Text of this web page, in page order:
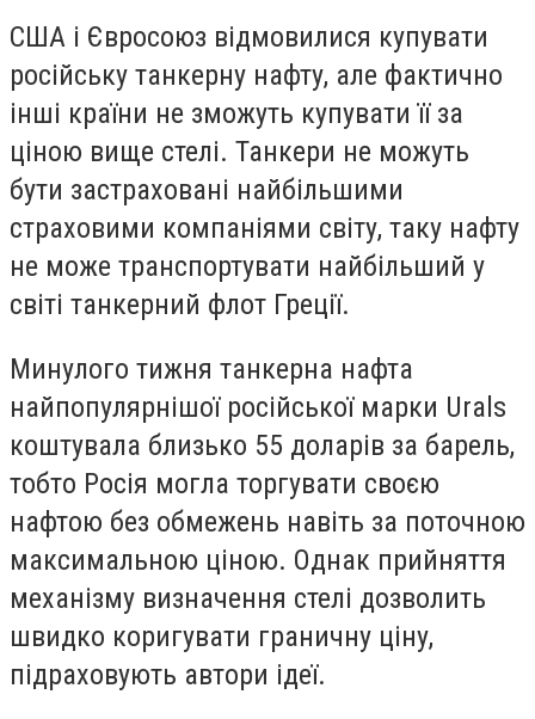
США і Євросоюз відмовилися купувати
російську танкерну нафту, але фактично
інші країни не зможуть купувати її за
ціною вище стелі. Танкери не можуть
бути застраховані найбільшими
страховими компаніями світу, таку нафту
не може транспортувати найбільший у
світі танкерний флот Греції.
Минулого тижня танкерна нафта
найпопулярнішої російської марки Urals
коштувала близько 55 доларів за барель,
тобто Росія могла торгувати своєю
нафтою без обмежень навіть за поточною
максимальною ціною. Однак прийняття
механізму визначення стелі дозволить
швидко коригувати граничну ціну,
підраховують автори ідеї.